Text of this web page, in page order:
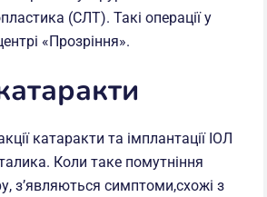
(СЛТ). Такі операції у
«Прозріння».
катаракти та імплантації ІОЛ
Коли таке помутніння
з’являються симптоми,схожі з